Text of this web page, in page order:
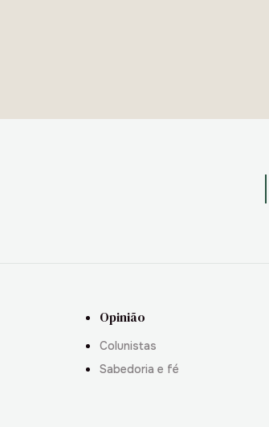
Opinião
Colunistas
Sabedoria e fé